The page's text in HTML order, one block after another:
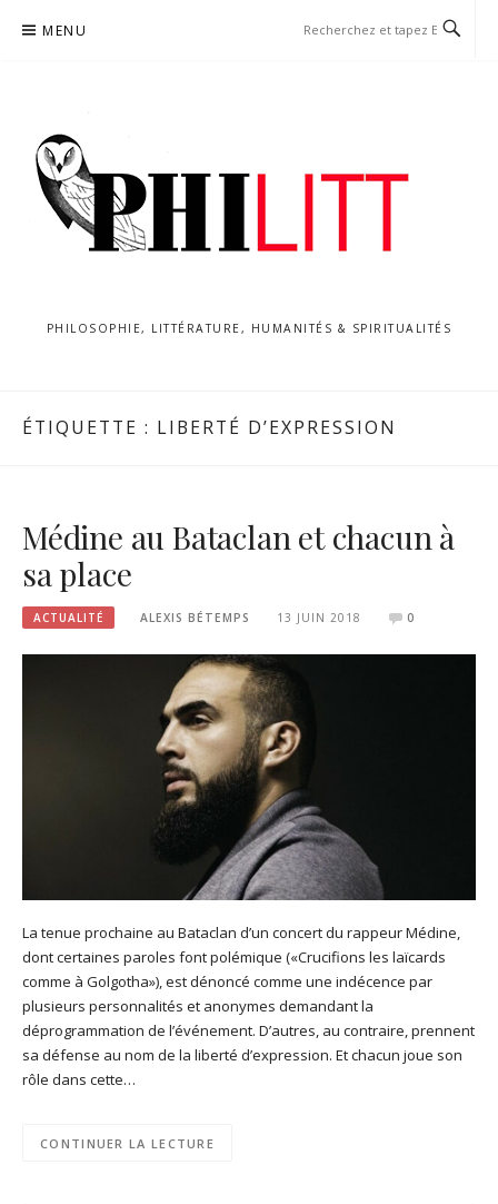
MENU
PHILOSOPHIE, LITTÉRATURE, HUMANITÉS & SPIRITUALITÉS
ÉTIQUETTE : LIBERTÉ D’EXPRESSION
Médine au Bataclan et chacun à
sa place
ACTUALITÉ ALEXIS BÉTEMPS 13 JUIN 2018 0
La tenue prochaine au Bataclan d’un concert du rappeur Médine,
dont certaines paroles font polémique («Crucifions les laïcards
comme à Golgotha»), est dénoncé comme une indécence par
plusieurs personnalités et anonymes demandant la
déprogrammation de l’événement. D’autres, au contraire, prennent
sa défense au nom de la liberté d’expression. Et chacun joue son
rôle dans cette…
CONTINUER LA LECTURE